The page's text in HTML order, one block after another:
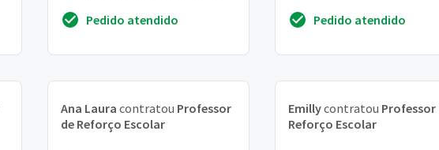
dificuldade na...
Pedido atendido Pedido atendido
Ana Laura contratou Professor
de Reforço Escolar
Emillycontratou Professor
Reforço Escolar